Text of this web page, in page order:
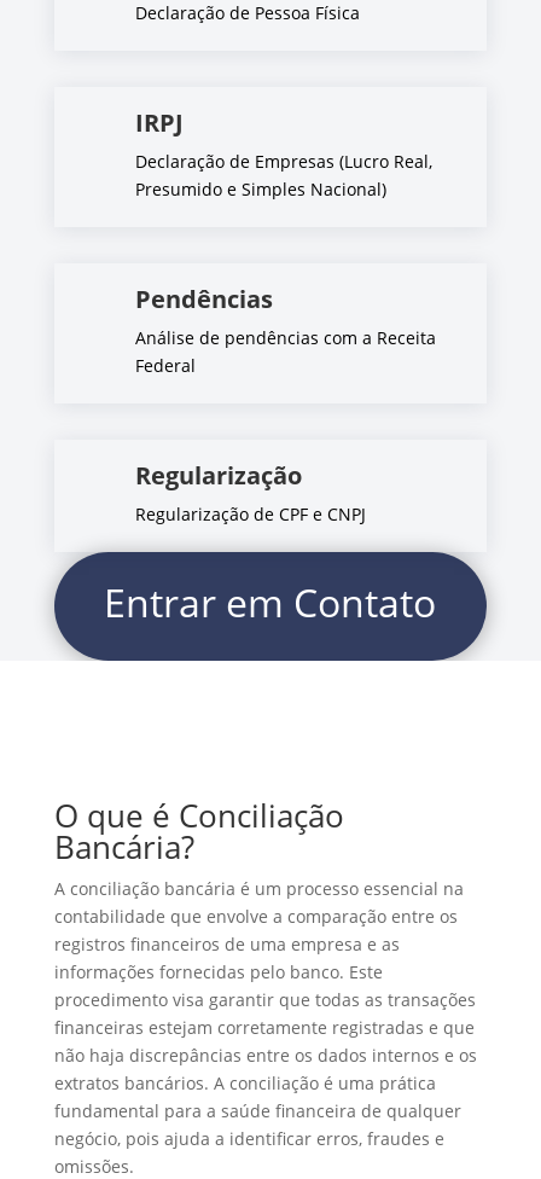
Declaração de Pessoa Física
IRPJ
Declaração de Empresas (Lucro Real,
Presumido e Simples Nacional)
Pendências
Análise de pendências com a Receita
Federal
Regularização
Regularização de CPF e CNPJ
Entrar em Contato
O que é Conciliação
Bancária?
A conciliação bancária é um processo essencial na
contabilidade que envolve a comparação entre os
registros financeiros de uma empresa e as
informações fornecidas pelo banco. Este
procedimento visa garantir que todas as transações
financeiras estejam corretamente registradas e que
não haja discrepâncias entre os dados internos e os
extratos bancários. A conciliação é uma prática
fundamental para a saúde financeira de qualquer
negócio, pois ajuda a identificar erros, fraudes e
omissões.